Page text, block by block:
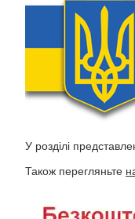
У розділі
Також перегляньте